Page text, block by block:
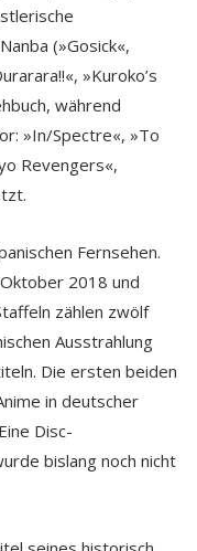
(»Gosick«,
»Kuroko’s
während
»In/Spectre«, »To
Revengers«,
Fernsehen.
2018 und
zählen zwölf
Ausstrahlung
Die ersten beiden
in deutscher
Disc-
bislang noch nicht